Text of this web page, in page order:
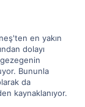
en yakın
dolayı
Bununla
da
kaynaklanıyor.